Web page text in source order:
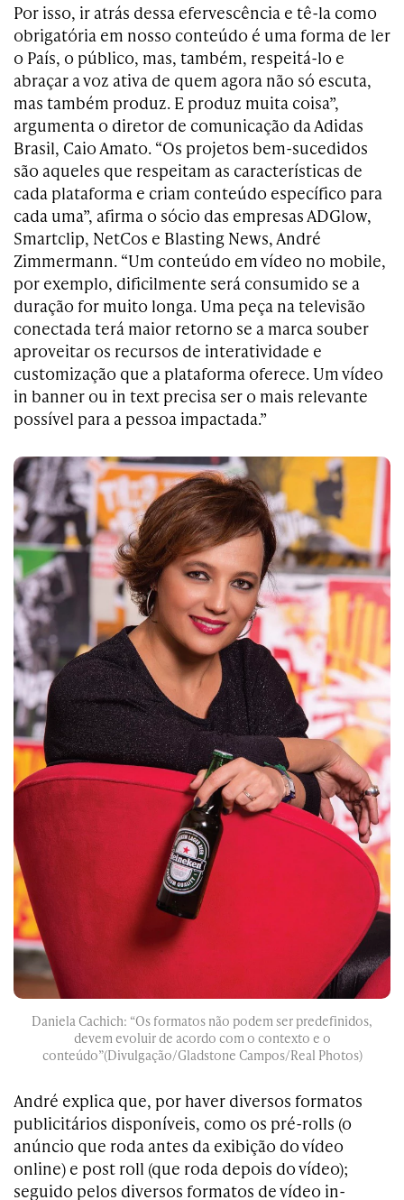
Por isso, ir atrás dessa efervescência e tê-la como
obrigatória em nosso conteúdo é uma forma de ler
o País, o público, mas, também, respeitá-lo e
abraçar a voz ativa de quem agora não só escuta,
mas também produz. E produz muita coisa”,
argumenta o diretor de comunicação da Adidas
Brasil, Caio Amato. “Os projetos bem-sucedidos
são aqueles que respeitam as características de
cada plataforma e criam conteúdo específico para
cada uma”, afirma o sócio das empresas ADGlow,
Smartclip, NetCos e Blasting News, André
Zimmermann. “Um conteúdo em vídeo no mobile,
por exemplo, dificilmente será consumido se a
duração for muito longa. Uma peça na televisão
conectada terá maior retorno se a marca souber
aproveitar os recursos de interatividade e
customização que a plataforma oferece. Um vídeo
in banner ou in text precisa ser o mais relevante
possível para a pessoa impactada.”
Daniela Cachich: “Os formatos não podem ser predefinidos,
devem evoluir de acordo com o contexto e o
conteúdo”(Divulgação/Gladstone Campos/Real Photos)
André explica que, por haver diversos formatos
publicitários disponíveis, como os pré-rolls (o
anúncio que roda antes da exibição do vídeo
online) e post roll (que roda depois do vídeo);
seguido pelos diversos formatos de vídeo in-